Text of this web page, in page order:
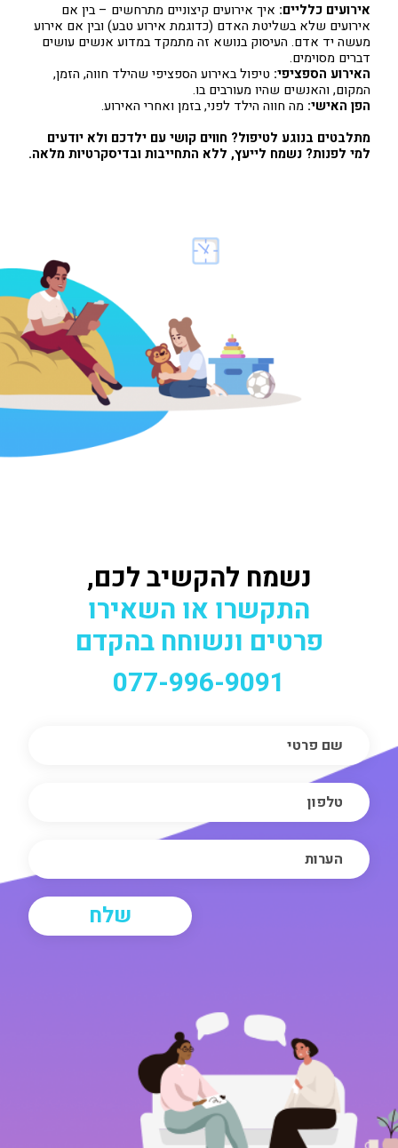
אירועים כלליים: איך אירועים קיצוניים מתרחשים – בין אם
אירועים שלא בשליטת האדם (כדוגמת אירוע טבע) ובין אם אירוע
מעשה יד אדם. העיסוק בנושא זה מתמקד במדוע אנשים עושים
דברים מסוימים.
האירוע הספציפי: טיפול באירוע הספציפי שהילד חווה, הזמן,
המקום, והאנשים שהיו מעורבים בו.
הפן האישי: מה חווה הילד לפני, בזמן ואחרי האירוע.
מתלבטים בנוגע לטיפול? חווים קושי עם ילדכם ולא יודעים
למי לפנות? נשמח לייעץ, ללא התחייבות ובדיסקרטיות מלאה.
נשמח להקשיב לכם,
התקשרו או השאירו
פרטים ונשוחח בהקדם
077-996-9091